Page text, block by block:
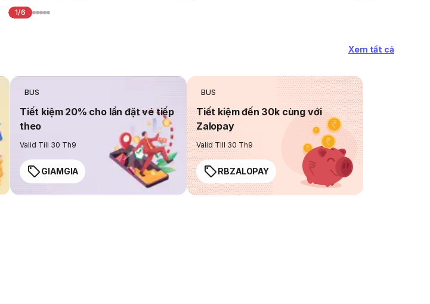
1/6
Xem tất cả
BUS
Tiết kiệm 20% cho lần đặt vé tiếp
theo
Valid Till 30 Th9
GIAMGIA
BUS
Tiết kiệm đến 30k cùng với
Zalopay
Valid Till 30 Th9
RBZALOPAY